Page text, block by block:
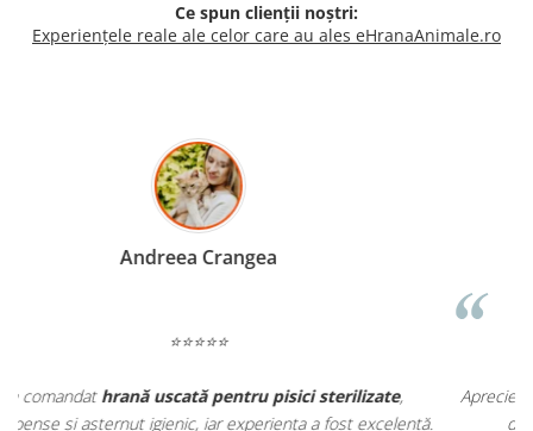
Ce spun clienții noștri:
Experiențele reale ale celor care au ales eHranaAnimale.ro
Madalina Stancea
Apreciez foarte mult faptul că peehranaanimale.ro
găsesc nu
doar hrană, ci și produse dinfarmacia veterinară